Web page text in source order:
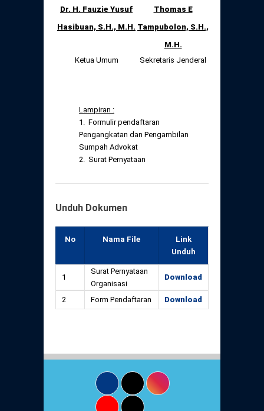
Dr. H. Fauzie Yusuf
Hasibuan, S.H., M.H.
Thomas E
Tampubolon, S.H.,
M.H.
Ketua Umum
Sekretaris Jenderal
Lampiran :
1. Formulir pendaftaran
Pengangkatan dan Pengambilan
Sumpah Advokat
2. Surat Pernyataan
Unduh Dokumen
No Nama File
Link
Unduh
1
Surat Pernyataan
Organisasi
Download
2 Form Pendaftaran Download